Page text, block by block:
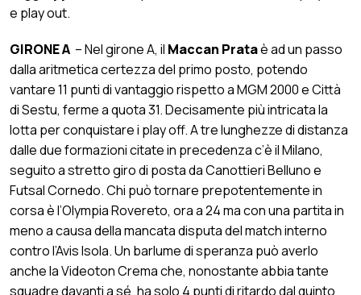
e play out.
GIRONE A – Nel girone A, il Maccan Prataè ad un passo
dalla aritmetica certezza del primo posto, potendo
vantare 11 punti di vantaggio rispetto a MGM 2000 e Città
di Sestu, ferme a quota 31. Decisamente più intricata la
lotta per conquistare i play off. A tre lunghezze di distanza
dalle due formazioni citate in precedenza c’è il Milano,
seguito a stretto giro di posta da Canottieri Belluno e
Futsal Cornedo. Chi può tornare prepotentemente in
corsa è l’Olympia Rovereto, ora a 24 ma con una partita in
meno a causa della mancata disputa del match interno
contro l’Avis Isola. Un barlume di speranza può averlo
anche la Videoton Crema che, nonostante abbia tante
squadre davanti a sé, ha solo 4 punti di ritardo dal quinto